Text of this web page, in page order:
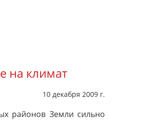
на климат
10 декабря 2009 г.
районов Земли сильно